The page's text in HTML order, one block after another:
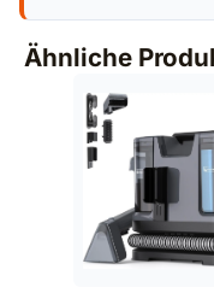
Ähnliche